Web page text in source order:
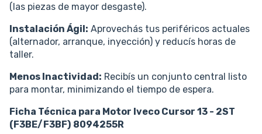
(las piezas de mayor desgaste).
Instalación Ágil: Aprovechás tus periféricos actuales
(alternador, arranque, inyección) y reducís horas de
taller.
Menos Inactividad: Recibís un conjunto central listo
para montar, minimizando el tiempo de espera.
Ficha Técnica para Motor Iveco Cursor 13 - 2ST
(F3BE/F3BF) 8094255R